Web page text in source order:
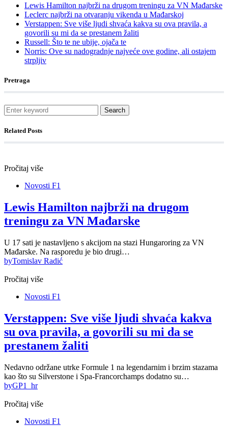
Lewis Hamilton najbrži na drugom treningu za VN Mađarske
Leclerc najbrži na otvaranju vikenda u Mađarskoj
Verstappen: Sve više ljudi shvaća kakva su ova pravila, a
govorili su mi da se prestanem žaliti
Russell: Što te ne ubije, ojača te
Norris: Ove su nadogradnje najveće ove godine, ali ostajem
strpljiv
Pretraga
Search
Related Posts
Pročitaj više
Novosti F1
Lewis Hamilton najbrži na drugom
treningu za VN Mađarske
U 17 sati je nastavljeno s akcijom na stazi Hungaroring za VN
Mađarske. Na rasporedu je bio drugi…
byTomislav Radić
Pročitaj više
Novosti F1
Verstappen: Sve više ljudi shvaća kakva
su ova pravila, a govorili su mi da se
prestanem žaliti
Nedavno održane utrke Formule 1 na legendarnim i brzim stazama
kao što su Silverstone i Spa-Francorchamps dodatno su…
byGP1_hr
Pročitaj više
Novosti F1